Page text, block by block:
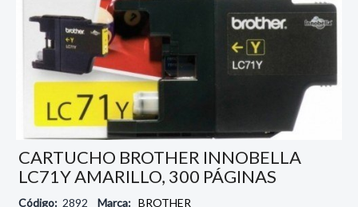
CARTUCHO BROTHER INNOBELLA
LC71Y AMARILLO, 300 PÁGINAS
Código: 2892 Marca: BROTHER